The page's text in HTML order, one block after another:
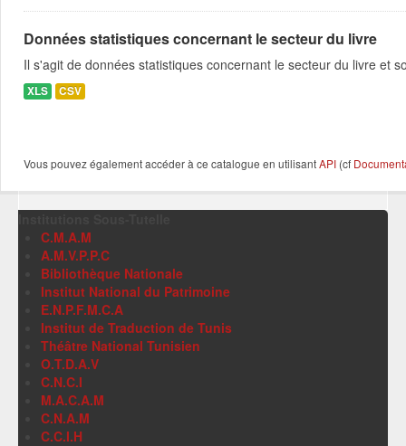
Données statistiques concernant le secteur du livre
Il s'agit de données statistiques concernant le secteur du livre et
XLS CSV
Vous pouvez également accéder à ce catalogue en utilisantAPI (cf
C.M.A.M
A.M.V.P.P.C
Bibliothèque Nationale
Institut National du Patrimoine
E.N.P.F.M.C.A
Institut de Traduction de Tunis
Théâtre National Tunisien
O.T.D.A.V
C.N.C.I
M.A.C.A.M
C.N.A.M
C.C.I.H